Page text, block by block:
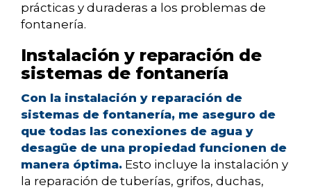
prácticas y duraderas a los problemas de
fontanería.
Instalación y reparación de
sistemas de fontanería
Con la instalación y reparación de
sistemas de fontanería, me aseguro de
que todas las conexiones de agua y
desagüe de una propiedad funcionen de
manera óptima. Esto incluye la instalación y
la reparación de tuberías, grifos, duchas,